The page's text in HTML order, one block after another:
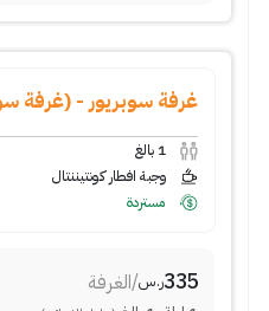
غرفة سوبريور - (غرفة
1 بالغ
وجبة افطار كونتيننتال
مستردة
335ر.س/الغرفة